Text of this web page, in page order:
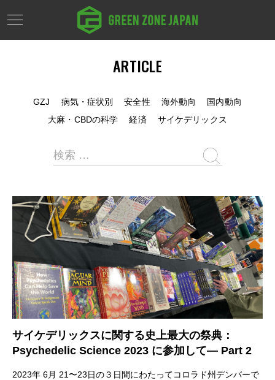
ARTICLE
GZJ 病気・症状別 安全性 海外動向
国内動向
大麻・CBDの科学
経済 サイケデリックス
サイケデリックスに関する史上最大の祭典：
Psychedelic Science 2023 に参加して— Part 2
2023年 6月 21〜23日の３日間にわたってコロラド州デンバーで